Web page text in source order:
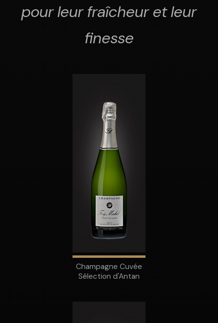
pour leur fraîcheur et leur
finesse
Champagne Cuvée
Sélection d'Antan